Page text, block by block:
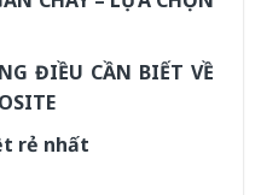
ĐIỀU CẦN BIẾT VỀ
rẻ nhất